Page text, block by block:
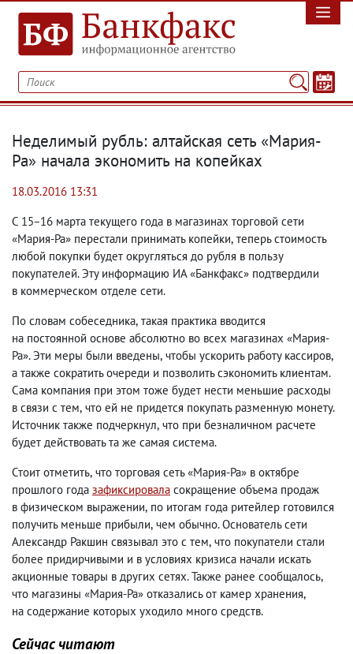
Неделимый рубль: алтайская сеть «Мария-
Ра» начала экономить на копейках
18.03.2016 13:31
С 15−16 марта текущего года в магазинах торговой сети
«Мария-Ра» перестали принимать копейки, теперь стоимость
любой покупки будет округляться до рубля в пользу
покупателей. Эту информацию ИА «Банкфакс» подтвердили
в коммерческом отделе сети.
По словам собеседника, такая практика вводится
на постоянной основе абсолютно во всех магазинах «Мария-
Ра». Эти меры были введены, чтобы ускорить работу кассиров,
а также сократить очереди и позволить сэкономить клиентам.
Сама компания при этом тоже будет нести меньшие расходы
в связи с тем, что ей не придется покупать разменную монету.
Источник также подчеркнул, что при безналичном расчете
будет действовать та же самая система.
Стоит отметить, что торговая сеть «Мария-Ра» в октябре
прошлого года зафиксировала сокращение объема продаж
в физическом выражении, по итогам года ритейлер готовился
получить меньше прибыли, чем обычно. Основатель сети
Александр Ракшин связывал это с тем, что покупатели стали
более придирчивыми и в условиях кризиса начали искать
акционные товары в других сетях. Также ранее сообщалось,
что магазины «Мария-Ра» отказались от камер хранения,
на содержание которых уходило много средств.
Сейчас читают